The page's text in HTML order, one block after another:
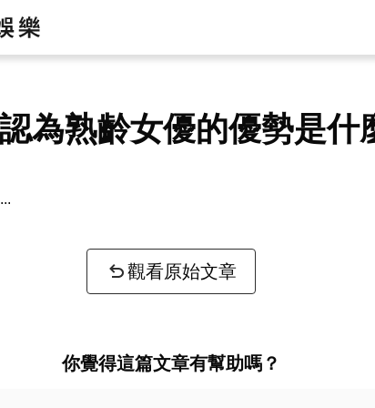
為熟齡女優的優勢是什
觀看原始文章
你覺得這篇文章有幫助嗎？